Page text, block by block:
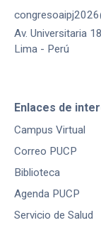
Av. Universitaria
Lima - Perú
Enlaces de
Campus Virtual
Correo PUCP
Biblioteca
Agenda PUCP
Servicio de Salud